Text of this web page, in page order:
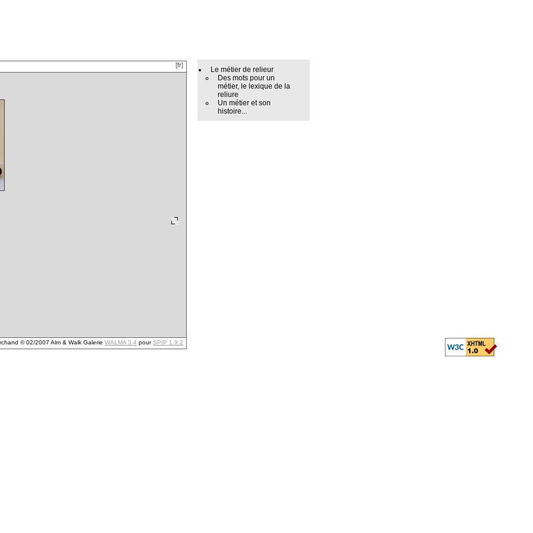
Le métier de relieur
Des mots pour un
métier, le lexique de la
reliure
Un métier et son
histoire...
[fr]
© 02/2007 Alm & Walk Galerie WALMA 3.4 pourSPIP 1.9.2